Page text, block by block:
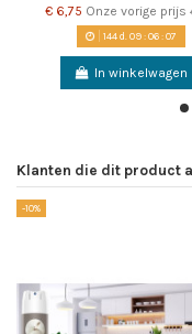
€ 6,75 Onze vorige prijs
144d. 09:06:07
In winkelwagen
Klanten die dit product
-10%